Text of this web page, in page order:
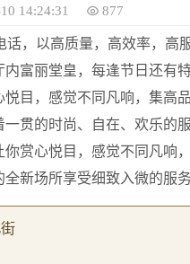
14:24:31 877
，以高质量，高效率，高
富丽堂皇，每逢节日还有
目，感觉不同凡响，集高
贯的时尚、自在、欢乐的
赏心悦目，感觉不同凡响
新场所享受细致入微的服